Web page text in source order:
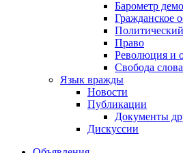
Барометр
Гражданское
Право
Революция и
Свобода слова
Язык вражды
Новости
Публикации
Документы
Дискуссии